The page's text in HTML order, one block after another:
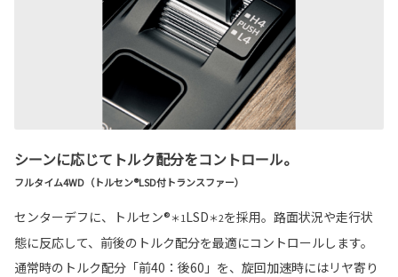
シーンに応じてトルク配分をコントロール。
フルタイム4WD（トルセン®LSD付トランスファー）
センターデフに、トルセン®＊1LSD＊2を採用。路面状況や走行状
態に反応して、前後のトルク配分を最適にコントロールします。
通常時のトルク配分「前40：後60」を、旋回加速時にはリヤ寄り